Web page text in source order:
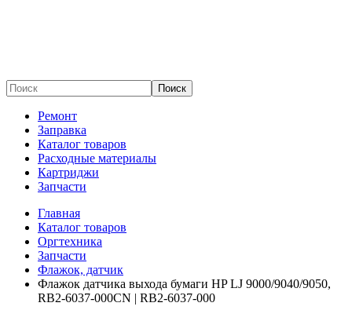
Поиск
Ремонт
Заправка
Каталог товаров
Расходные материалы
Картриджи
Запчасти
Главная
Каталог товаров
Оргтехника
Запчасти
Флажок, датчик
Флажок датчика выхода бумаги HP LJ 9000/9040/9050,
RB2-6037-000CN | RB2-6037-000